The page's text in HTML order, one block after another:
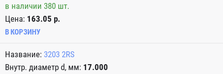
в наличии 380 шт.
Цена: 163.05 р.
В КОРЗИНУ
3203 2RS
17.000